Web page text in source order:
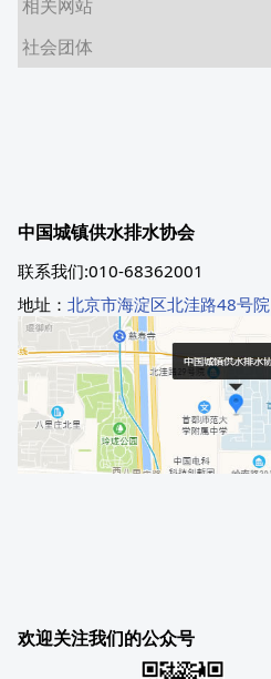
中国城镇供水排水协会
联系我们:010-68362001
地址： 北京市海淀区北洼路48号院
欢迎关注我们的公众号